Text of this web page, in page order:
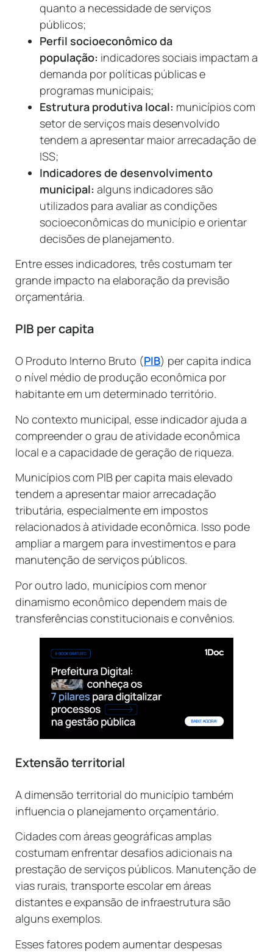
quanto a necessidade de serviços
públicos;
Perfil socioeconômico da
população: indicadores sociais impactam a
demanda por políticas públicas e
programas municipais;
Estrutura produtiva local: municípios com
setor de serviços mais desenvolvido
tendem a apresentar maior arrecadação de
ISS;
Indicadores de desenvolvimento
municipal: alguns indicadores são
utilizados para avaliar as condições
socioeconômicas do município e orientar
decisões de planejamento.
Entre esses indicadores, três costumam ter
grande impacto na elaboração da previsão
orçamentária.
PIB per capita
O Produto Interno Bruto (PIB) per capita indica
o nível médio de produção econômica por
habitante em um determinado território.
No contexto municipal, esse indicador ajuda a
compreender o grau de atividade econômica
local e a capacidade de geração de riqueza.
Municípios com PIB per capita mais elevado
tendem a apresentar maior arrecadação
tributária, especialmente em impostos
relacionados à atividade econômica. Isso pode
ampliar a margem para investimentos e para
manutenção de serviços públicos.
Por outro lado, municípios com menor
dinamismo econômico dependem mais de
transferências constitucionais e convênios.
Extensão territorial
A dimensão territorial do município também
influencia o planejamento orçamentário.
Cidades com áreas geográficas amplas
costumam enfrentar desafios adicionais na
prestação de serviços públicos. Manutenção de
vias rurais, transporte escolar em áreas
distantes e expansão de infraestrutura são
alguns exemplos.
Esses fatores podem aumentar despesas